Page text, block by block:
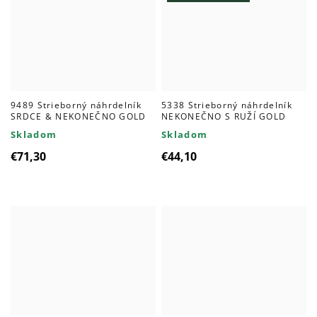
9489 Strieborný náhrdelník
SRDCE & NEKONEČNO GOLD
Skladom
€71,30
5338 Strieborný náhrdelník
NEKONEČNO S RUŽÍ GOLD
Skladom
€44,10